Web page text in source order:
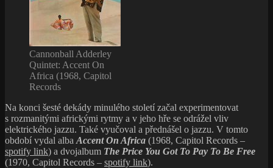
Cannonball Adderley
Quintet: Accent On
Africa (1968, Capitol
Records
Na konci šesté dekády minulého století začal experimentovat
s rozmanitými africkými rytmy a v jeho hře se odrážel vliv
elektrického jazzu. Také vyučoval a přednášel o jazzu. V tomto
období vydal alba Accent On Africa (1968, Capitol Records –
spotify link) a dvojalbum The Price You Got To Pay To Be Free
(1970, Capitol Records – spotify link).